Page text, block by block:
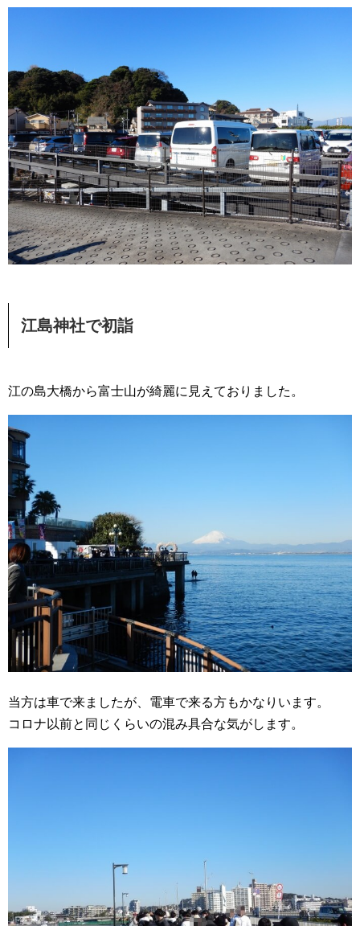
江島神社で初詣
江の島大橋から富士山が綺麗に見えておりました。
当方は車で来ましたが、電車で来る方もかなりいます。
コロナ以前と同じくらいの混み具合な気がします。